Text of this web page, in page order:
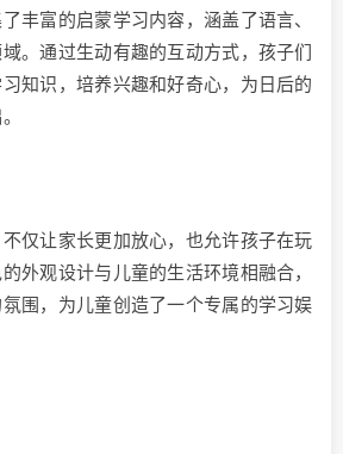
丰富的启蒙学习内容，涵盖了语言、
。通过生动有趣的互动方式，孩子们
知识，培养兴趣和好奇心，为日后的
仅让家长更加放心，也允许孩子在玩
外观设计与儿童的生活环境相融合，
围，为儿童创造了一个专属的学习娱